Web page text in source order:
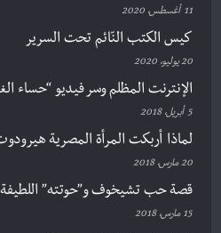
11 أغسطس، 2020
كيس الكتب النّائم تحت السرير
20 يوليو، 2020
الإنترنت المظلم وسر فيديو “حساء
5 أبريل، 2018
لماذا أربكت المرأة المصرية
20 مارس، 2018
قصة حب تشيخوف و”حوتته” اللطيفة
15 مارس، 2018